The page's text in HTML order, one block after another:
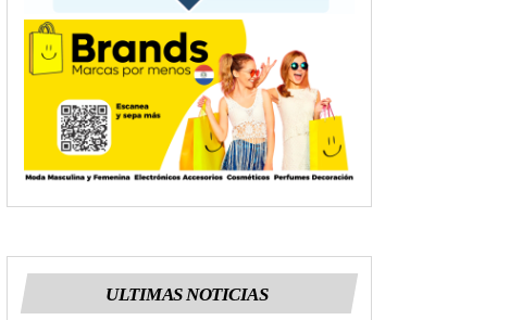
ULTIMAS NOTICIAS